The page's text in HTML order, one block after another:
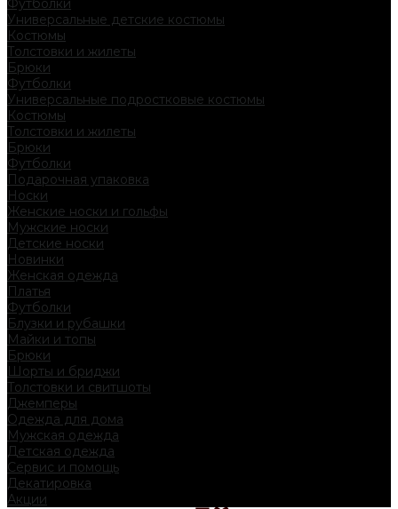
Футболки
Универсальные детские костюмы
Костюмы
Толстовки и жилеты
Брюки
Футболки
Универсальные подростковые костюмы
Костюмы
Толстовки и жилеты
Брюки
Футболки
Подарочная упаковка
Носки
Женские носки и гольфы
Мужские носки
Детские носки
Новинки
Женская одежда
Платья
Футболки
Блузки и рубашки
Майки и топы
Брюки
Шорты и бриджи
Толстовки и свитшоты
Джемперы
Одежда для дома
Мужская одежда
Детская одежда
Сервис и помощь
Декатировка
Акции